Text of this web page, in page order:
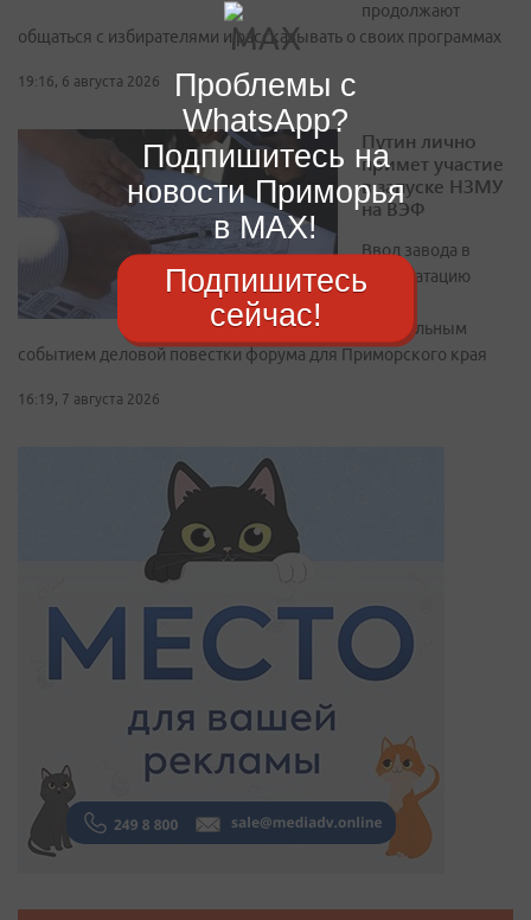
продолжают
общаться с избирателями и рассказывать о своих программах
19:16, 6 августа 2026
Путин лично
примет участие
в запуске НЗМУ
на ВЭФ
Ввод завода в
эксплуатацию
центральным
событием деловой повестки форума для Приморского края
16:19, 7 августа 2026
Проблемы с
WhatsApp?
Подпишитесь на
новости Приморья
в MAX!
Подпишитесь
сейчас!